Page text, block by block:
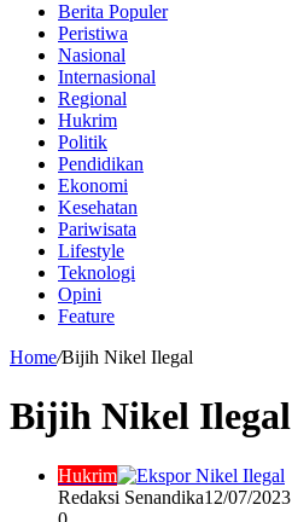
Berita Populer
Peristiwa
Nasional
Internasional
Regional
Hukrim
Politik
Pendidikan
Ekonomi
Kesehatan
Pariwisata
Lifestyle
Teknologi
Opini
Feature
Home/Bijih Nikel Ilegal
Bijih Nikel Ilegal
Hukrim
Redaksi Senandika12/07/2023